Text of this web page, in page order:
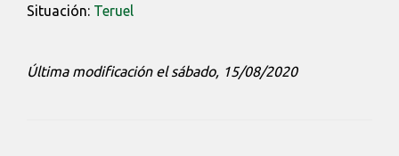
Situación: Teruel
Última modificación el sábado, 15/08/2020